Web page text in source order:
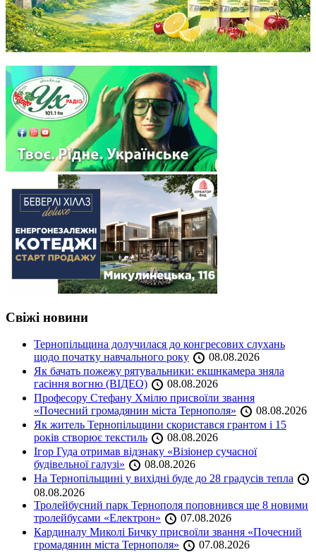
Свіжі новини
Тернопільщина долучилася до конгресових слухань
щодо початку навчального року
08.08.2026
Як бачать пожежу рятувальники: екшнкамера зняла
гасіння вогню (ВІДЕО)
08.08.2026
Професору Стефану Хмілю присвоїли звання
«Почесний громадянин міста Тернополя»
08.08.2026
Як житель Тернопільщини скористався грантом і 15
років створює текстиль
08.08.2026
Ігор Гуда отримав відзнаку «Візіонер сучасної
будівельної галузі»
08.08.2026
На Тернопільщині у вихідні буде до 28 градусів тепла
08.08.2026
Тролейбусний парк Тернополя поповнився ще 8 новими
тролейбусами «Електрон»
07.08.2026
Кардиналу Миколі Бичку присвоїли звання «Почесний
громадянин міста Тернополя»
07.08.2026